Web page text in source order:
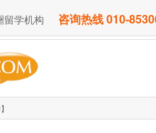
留学机构 咨询热线 010-